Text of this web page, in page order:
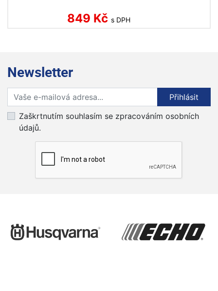
849 Kč s DPH
Newsletter
Přihlaste se k odběru novinek
Přihlásit
Zaškrtnutím souhlasím se zpracováním osobních
údajů.